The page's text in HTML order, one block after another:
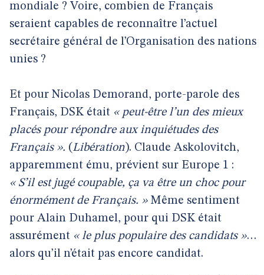
mondiale ? Voire, combien de Français
seraient capables de reconnaître l’actuel
secrétaire général de l’Organisation des nations
unies ?
Et pour Nicolas Demorand, porte-parole des
Français, DSK était « peut-être l’un des mieux
placés pour répondre aux inquiétudes des
Français ». (Libération). Claude Askolovitch,
apparemment ému, prévient sur Europe 1 :
« S’il est jugé coupable, ça va être un choc pour
énormément de Français. »Même sentiment
pour Alain Duhamel, pour qui DSK était
assurément « le plus populaire des candidats »…
alors qu’il n’était pas encore candidat.